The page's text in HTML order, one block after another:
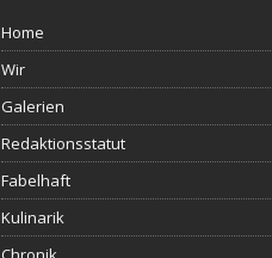
Home
Wir
Galerien
Redaktionsstatut
Fabelhaft
Kulinarik